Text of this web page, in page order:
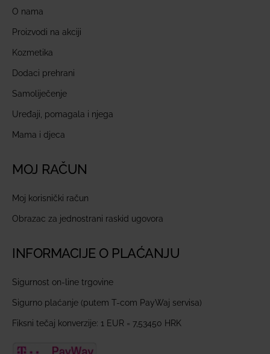
O nama
Proizvodi na akciji
Kozmetika
Dodaci prehrani
Samoliječenje
Uređaji, pomagala i njega
Mama i djeca
MOJ RAČUN
Moj korisnički račun
Obrazac za jednostrani raskid ugovora
INFORMACIJE O PLAĆANJU
Sigurnost on-line trgovine
Sigurno plaćanje (putem T-com PayWaj servisa)
Fiksni tečaj konverzije: 1 EUR = 7,53450 HRK